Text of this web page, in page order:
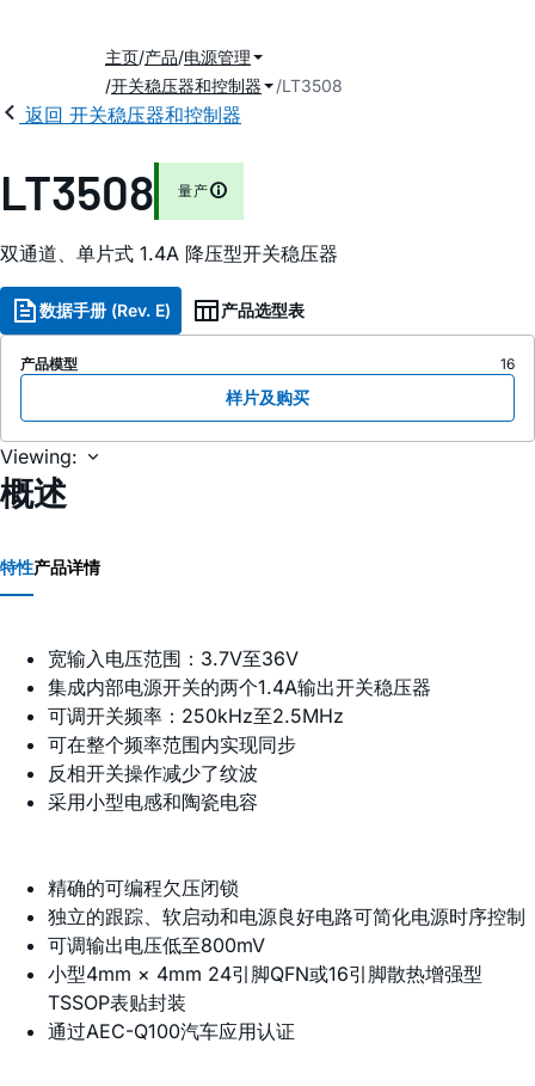
主页 产品 电源管理
开关稳压器和控制器
LT3508
返回 开关稳压器和控制器
LT3508 量产
双通道、单片式 1.4A 降压型开关稳压器
数据手册 (Rev. E) 产品选型表
产品模型 16
样片及购买
Viewing:
概述
特性产品详情
宽输入电压范围：3.7V至36V
集成内部电源开关的两个1.4A输出开关稳压器
可调开关频率：250kHz至2.5MHz
可在整个频率范围内实现同步
反相开关操作减少了纹波
采用小型电感和陶瓷电容
精确的可编程欠压闭锁
独立的跟踪、软启动和电源良好电路可简化电源时序控制
可调输出电压低至800mV
小型4mm × 4mm 24引脚QFN或16引脚散热增强型
TSSOP表贴封装
通过AEC-Q100汽车应用认证